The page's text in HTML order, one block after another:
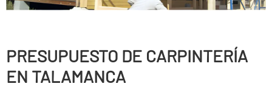
PRESUPUESTO DE CARPINTERÍ­A
EN TALAMANCA